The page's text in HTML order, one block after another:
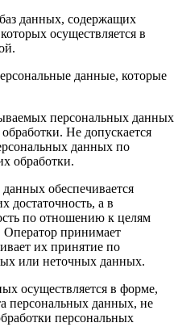
данных, содержащих
осуществляется в
данные, которые
персональных данных
Не допускается
данных по
обработки.
обеспечивается
достаточность, а в
по отношению к целям
Оператор принимает
их принятие по
или неточных данных.
осуществляется в форме,
персональных данных, не
персональных